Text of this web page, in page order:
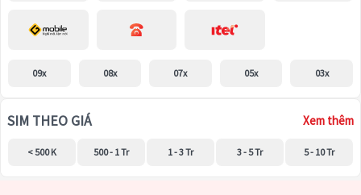
09x 08x 07x 05x 03x
SIM THEO GIÁ Xem thêm
< 500 K 500 - 1 Tr 1 - 3 Tr 3 - 5 Tr 5 - 10 Tr